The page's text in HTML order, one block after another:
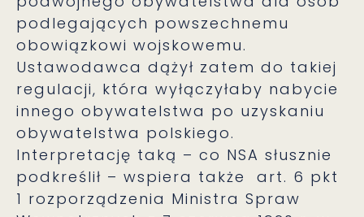
podlegających powszechnemu
obowiązkowi wojskowemu.
Ustawodawca dążył zatem do takiej
regulacji, która wyłączyłaby nabycie
innego obywatelstwa po uzyskaniu
obywatelstwa polskiego.
Interpretację taką – co NSA słusznie
podkreślił – wspiera także art. 6 pkt
1 rozporządzenia Ministra Spraw